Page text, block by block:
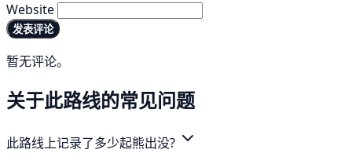
Website
发表评论
暂无评论。
关于此路线的常见问题
此路线上记录了多少起熊出没?